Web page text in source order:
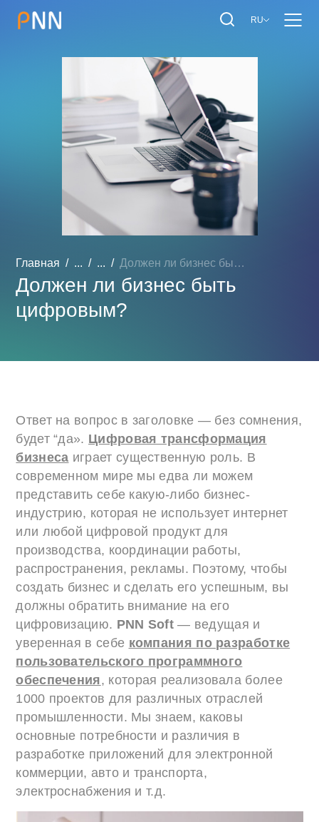
RU
Главная ... ... Должен ли бизнес быть циф...
Должен ли бизнес быть
цифровым?
Ответ на вопрос в заголовке — без сомнения,
будет “да». Цифровая трансформация
бизнеса играет существенную роль. В
современном мире мы едва ли можем
представить себе какую-либо бизнес-
индустрию, которая не использует интернет
или любой цифровой продукт для
производства, координации работы,
распространения, рекламы. Поэтому, чтобы
создать бизнес и сделать его успешным, вы
должны обратить внимание на его
цифровизацию. PNN Soft — ведущая и
уверенная в себе компания по разработке
пользовательского программного
обеспечения, которая реализовала более
1000 проектов для различных отраслей
промышленности. Мы знаем, каковы
основные потребности и различия в
разработке приложений для электронной
коммерции, авто и транспорта,
электроснабжения и т.д.